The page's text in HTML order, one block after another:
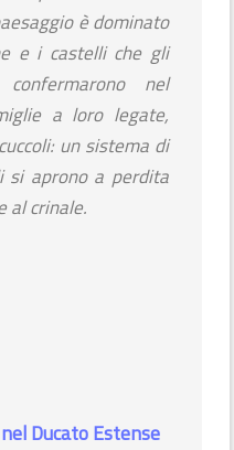
è dominato
e i castelli che gli
nel
a loro legate,
un sistema di
si aprono a perdita
al crinale.
Ducato Estense